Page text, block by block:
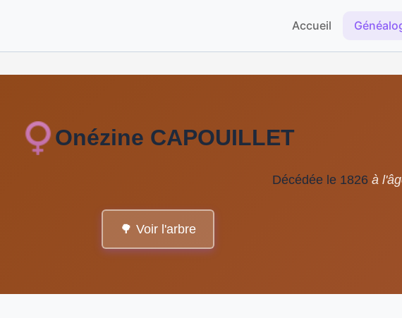
Accueil
Onézine CAPOUILLET
Décédée le 1826 à
🌳 Voir l'arbre